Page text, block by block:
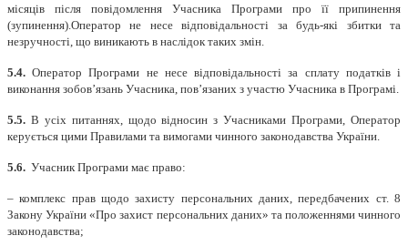
місяців після повідомлення Учасника Програми про її припинення
(зупинення).Оператор не несе відповідальності за будь-які збитки та
незручності, що виникають в наслідок таких змін.
5.4. Оператор Програми не несе відповідальності за сплату податків і
виконання зобов’язань Учасника, пов’язаних з участю Учасника в Програмі.
5.5. В усіх питаннях, щодо відносин з Учасниками Програми, Оператор
керується цими Правилами та вимогами чинного законодавства України.
5.6. Учасник Програми має право:
– комплекс прав щодо захисту персональних даних, передбачених ст. 8
Закону України «Про захист персональних даних» та положеннями чинного
законодавства;